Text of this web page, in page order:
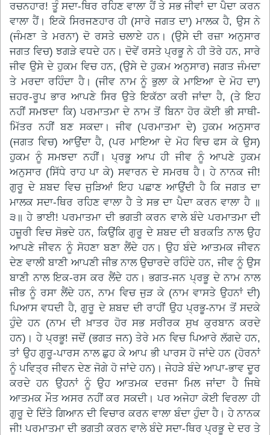
ਰਚਨਹਾਰ! ਤੂੰ ਸਦਾ-ਥਿਰ ਰਹਿਣ ਵਾਲਾ ਹੈਂ ਤੇ ਸਭ ਜੀਵਾਂ ਦਾ ਪੈਦਾ ਕਰਨ
ਵਾਲਾ ਹੈਂ। ਇਕੋ ਸਿਰਜਣਹਾਰ ਹੀ (ਸਾਰੇ ਜਗਤ ਦਾ) ਮਾਲਕ ਹੈ, ਉਸ ਨੇ
(ਜੰਮਣਾ ਤੇ ਮਰਨਾ) ਦੋ ਰਸਤੇ ਚਲਾਏ ਹਨ। (ਉਸੇ ਦੀ ਰਜ਼ਾ ਅਨੁਸਾਰ
ਜਗਤ ਵਿਚ) ਝਗੜੇ ਵਧਦੇ ਹਨ। ਦੋਵੇਂ ਰਸਤੇ ਪ੍ਰਭੂ ਨੇ ਹੀ ਤੋਰੇ ਹਨ, ਸਾਰੇ
ਜੀਵ ਉਸੇ ਦੇ ਹੁਕਮ ਵਿਚ ਹਨ, (ਉਸੇ ਦੇ ਹੁਕਮ ਅਨੁਸਾਰ) ਜਗਤ ਜੰਮਦਾ
ਤੇ ਮਰਦਾ ਰਹਿੰਦਾ ਹੈ। (ਜੀਵ ਨਾਮ ਨੂੰ ਭੁਲਾ ਕੇ ਮਾਇਆ ਦੇ ਮੋਹ ਦਾ)
ਜ਼ਹਰ-ਰੂਪ ਭਾਰ ਆਪਣੇ ਸਿਰ ਉਤੇ ਇਕੱਠਾ ਕਰੀ ਜਾਂਦਾ ਹੈ, (ਤੇ ਇਹ
ਨਹੀਂ ਸਮਝਦਾ ਕਿ) ਪਰਮਾਤਮਾ ਦੇ ਨਾਮ ਤੋਂ ਬਿਨਾ ਹੋਰ ਕੋਈ ਭੀ ਸਾਥੀ-
ਮਿੱਤਰ ਨਹੀਂ ਬਣ ਸਕਦਾ। ਜੀਵ (ਪਰਮਾਤਮਾ ਦੇ) ਹੁਕਮ ਅਨੁਸਾਰ
(ਜਗਤ ਵਿਚ) ਆਉਂਦਾ ਹੈ, (ਪਰ ਮਾਇਆ ਦੇ ਮੋਹ ਵਿਚ ਫਸ ਕੇ ਉਸ)
ਹੁਕਮ ਨੂੰ ਸਮਝਦਾ ਨਹੀਂ। ਪ੍ਰਭੂ ਆਪ ਹੀ ਜੀਵ ਨੂੰ ਆਪਣੇ ਹੁਕਮ
ਅਨੁਸਾਰ (ਸਿੱਧੇ ਰਾਹ ਪਾ ਕੇ) ਸਵਾਰਨ ਦੇ ਸਮਰਥ ਹੈ। ਹੇ ਨਾਨਕ ਜੀ!
ਗੁਰੂ ਦੇ ਸ਼ਬਦ ਵਿਚ ਜੁੜਿਆਂ ਇਹ ਪਛਾਣ ਆਉਂਦੀ ਹੈ ਕਿ ਜਗਤ ਦਾ
ਮਾਲਕ ਸਦਾ-ਥਿਰ ਰਹਿਣ ਵਾਲਾ ਹੈ ਤੇ ਸਭ ਦਾ ਪੈਦਾ ਕਰਨ ਵਾਲਾ ਹੈ ॥
੩॥ ਹੇ ਭਾਈ! ਪਰਮਾਤਮਾ ਦੀ ਭਗਤੀ ਕਰਨ ਵਾਲੇ ਬੰਦੇ ਪਰਮਾਤਮਾ ਦੀ
ਹਜ਼ੂਰੀ ਵਿਚ ਸੋਭਦੇ ਹਨ, ਕਿਉਂਕਿ ਗੁਰੂ ਦੇ ਸ਼ਬਦ ਦੀ ਬਰਕਤਿ ਨਾਲ ਉਹ
ਆਪਣੇ ਜੀਵਨ ਨੂੰ ਸੋਹਣਾ ਬਣਾ ਲੈਂਦੇ ਹਨ। ਉਹ ਬੰਦੇ ਆਤਮਕ ਜੀਵਨ
ਦੇਣ ਵਾਲੀ ਬਾਣੀ ਆਪਣੀ ਜੀਭ ਨਾਲ ਉਚਾਰਦੇ ਰਹਿੰਦੇ ਹਨ, ਜੀਵ ਨੂੰ ਉਸ
ਬਾਣੀ ਨਾਲ ਇਕ-ਰਸ ਕਰ ਲੈਂਦੇ ਹਨ। ਭਗਤ-ਜਨ ਪ੍ਰਭੂ ਦੇ ਨਾਮ ਨਾਲ
ਜੀਭ ਨੂੰ ਰਸਾ ਲੈਂਦੇ ਹਨ, ਨਾਮ ਵਿਚ ਜੁੜ ਕੇ (ਨਾਮ ਵਾਸਤੇ ਉਹਨਾਂ ਦੀ)
ਪਿਆਸ ਵਧਦੀ ਹੈ, ਗੁਰੂ ਦੇ ਸ਼ਬਦ ਦੀ ਰਾਹੀਂ ਉਹ ਪ੍ਰਭੂ-ਨਾਮ ਤੋਂ ਸਦਕੇ
ਹੁੰਦੇ ਹਨ (ਨਾਮ ਦੀ ਖ਼ਾਤਰ ਹੋਰ ਸਭ ਸਰੀਰਕ ਸੁਖ ਕੁਰਬਾਨ ਕਰਦੇ
ਹਨ)। ਹੇ ਪ੍ਰਭੂ! ਜਦੋਂ (ਭਗਤ ਜਨ) ਤੇਰੇ ਮਨ ਵਿਚ ਪਿਆਰੇ ਲੱਗਦੇ ਹਨ,
ਤਾਂ ਉਹ ਗੁਰੂ-ਪਾਰਸ ਨਾਲ ਛੁਹ ਕੇ ਆਪ ਭੀ ਪਾਰਸ ਹੋ ਜਾਂਦੇ ਹਨ (ਹੋਰਨਾਂ
ਨੂੰ ਪਵਿਤ੍ਰ ਜੀਵਨ ਦੇਣ ਜੋਗੇ ਹੋ ਜਾਂਦੇ ਹਨ)। ਜੇਹੜੇ ਬੰਦੇ ਆਪਾ-ਭਾਵ ਦੂਰ
ਕਰਦੇ ਹਨ ਉਹਨਾਂ ਨੂੰ ਉਹ ਆਤਮਕ ਦਰਜਾ ਮਿਲ ਜਾਂਦਾ ਹੈ ਜਿਥੇ
ਆਤਮਕ ਮੌਤ ਅਸਰ ਨਹੀਂ ਕਰ ਸਕਦੀ। ਪਰ ਅਜੇਹਾ ਕੋਈ ਵਿਰਲਾ ਹੀ
ਗੁਰੂ ਦੇ ਦਿੱਤੇ ਗਿਆਨ ਦੀ ਵਿਚਾਰ ਕਰਨ ਵਾਲਾ ਬੰਦਾ ਹੁੰਦਾ ਹੈ। ਹੇ ਨਾਨਕ
ਜੀ! ਪਰਮਾਤਮਾ ਦੀ ਭਗਤੀ ਕਰਨ ਵਾਲੇ ਬੰਦੇ ਸਦਾ-ਥਿਰ ਪ੍ਰਭੂ ਦੇ ਦਰ ਤੇ